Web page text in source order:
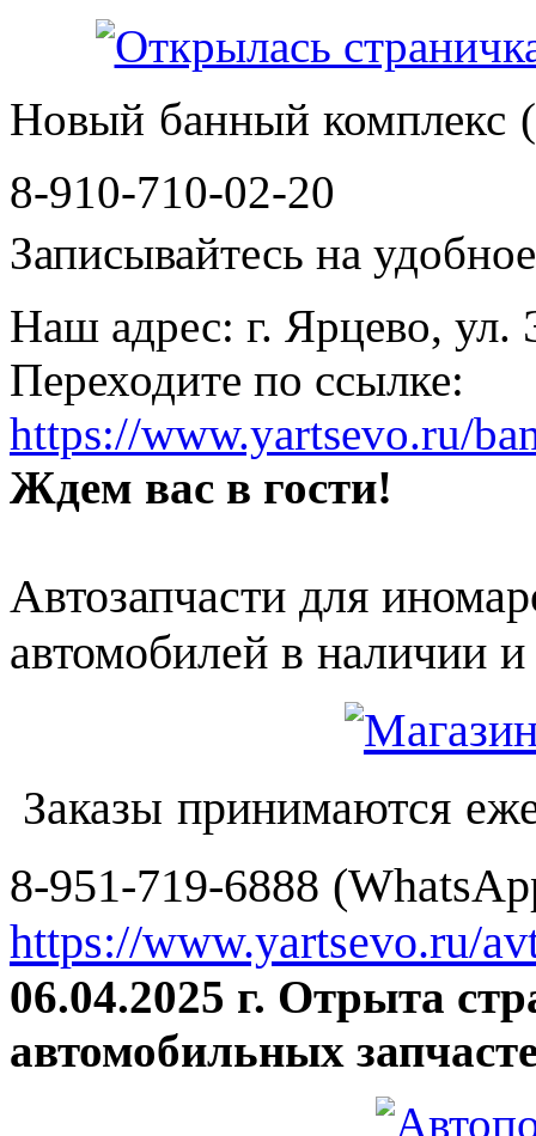
Новый банный комплекс
8-910-710-02-20
Записывайтесь на
Наш адрес: г. Ярцево, ул.
Переходите по ссылке:
https://www.yartsevo.ru/
Ждем вас в гости!
Автозапчасти для
автомобилей в наличии и
Заказы принимаются
8-951-719-6888
https://www.yartsevo.ru/
06.04.2025 г. Отрыта
автомобильных